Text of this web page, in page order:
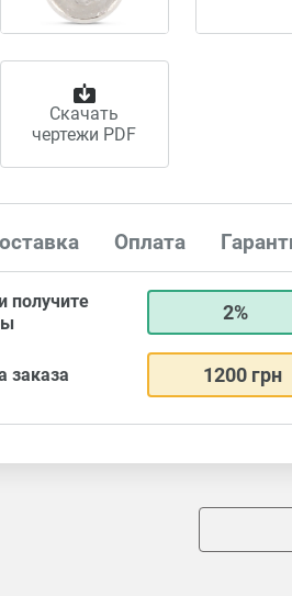
Скачать
чертежи PDF
Оплата
получите
2%
заказа 1200 грн